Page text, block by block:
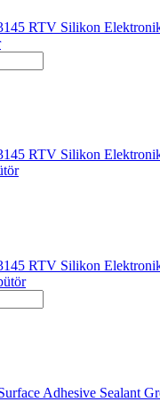
RTV Silikon
RTV Silikon
RTV Silikon
Adhesive Sealant